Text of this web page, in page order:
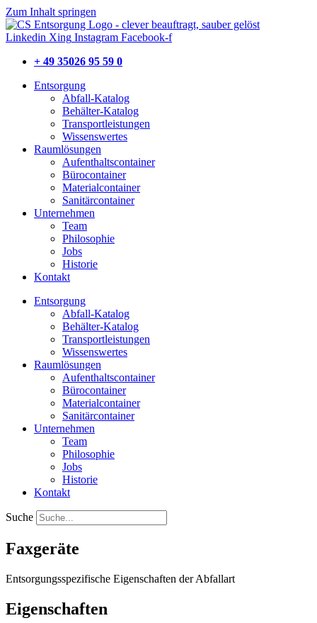
Zum Inhalt springen
Linkedin Xing Instagram Facebook-f
+ 49 35026 95 59 0
Entsorgung
Abfall-Katalog
Behälter-Katalog
Transportleistungen
Wissenswertes
Raumlösungen
Aufenthaltscontainer
Bürocontainer
Materialcontainer
Sanitärcontainer
Unternehmen
Team
Philosophie
Jobs
Historie
Kontakt
Entsorgung
Abfall-Katalog
Behälter-Katalog
Transportleistungen
Wissenswertes
Raumlösungen
Aufenthaltscontainer
Bürocontainer
Materialcontainer
Sanitärcontainer
Unternehmen
Team
Philosophie
Jobs
Historie
Kontakt
Suche
Faxgeräte
Entsorgungsspezifische Eigenschaften der Abfallart
Eigenschaften